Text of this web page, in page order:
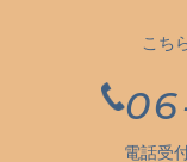
こち
電話受